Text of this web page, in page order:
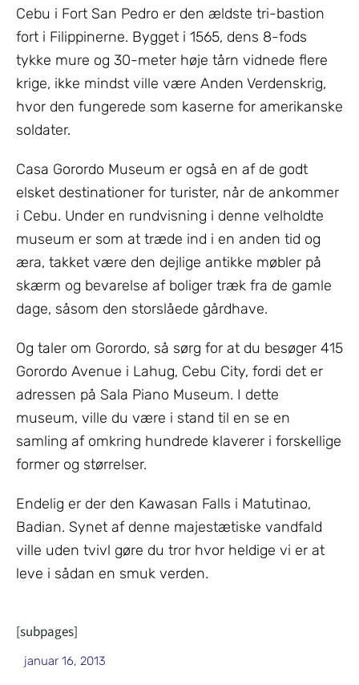
Cebu i Fort San Pedro er den ældste tri-bastion
fort i Filippinerne. Bygget i 1565, dens 8-fods
tykke mure og 30-meter høje tårn vidnede flere
krige, ikke mindst ville være Anden Verdenskrig,
hvor den fungerede som kaserne for amerikanske
soldater.
Casa Gorordo Museum er også en af ​​de godt
elsket destinationer for turister, når de ankommer
i Cebu. Under en rundvisning i denne velholdte
museum er som at træde ind i en anden tid og
æra, takket være den dejlige antikke møbler på
skærm og bevarelse af boliger træk fra de gamle
dage, såsom den storslåede gårdhave.
Og taler om Gorordo, så sørg for at du besøger 415
Gorordo Avenue i Lahug, Cebu City, fordi det er
adressen på Sala Piano Museum. I dette
museum, ville du være i stand til en se en
samling af omkring hundrede klaverer i forskellige
former og størrelser.
Endelig er der den Kawasan Falls i Matutinao,
Badian. Synet af denne majestætiske vandfald
ville uden tvivl gøre du tror hvor heldige vi er at
leve i sådan en smuk verden.
[subpages]
januar 16, 2013